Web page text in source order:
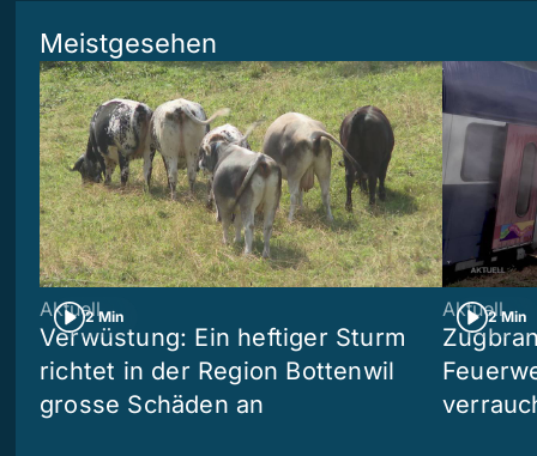
Meistgesehen
2 Min
Aktuell
Verwüstung: Ein heftiger Sturm
richtet in der Region Bottenwil
grosse Schäden an
2 Min
Aktuell